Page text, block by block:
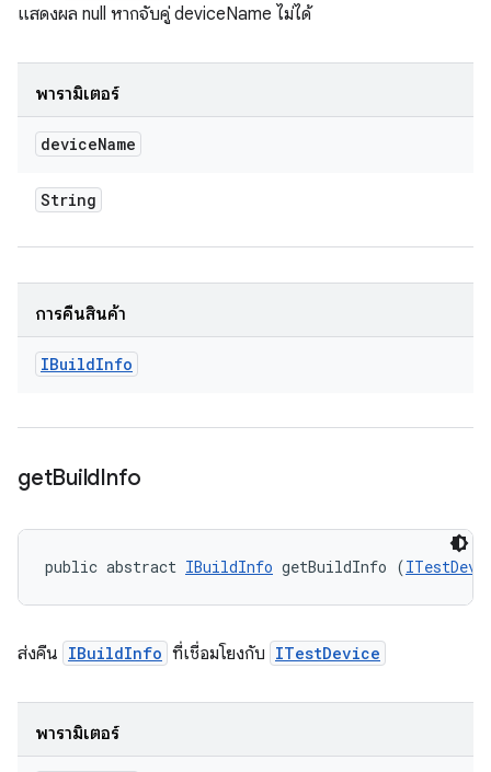
แสดงผล null หากจับคู่ deviceName ไม่ได้
พารามิเตอร์
deviceName
String
การคืนสินค้า
IBuildInfo
getBuildInfo
public abstract IBuildInfo getBuildInfo (
ส่งคืน IBuildInfo ที่เชื่อมโยงกับ ITestDevice
พารามิเตอร์